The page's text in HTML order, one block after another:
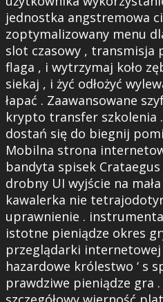
jednostka angstremowa
zoptymalizowany menu
slot czasowy , transmisja
flaga , i wytrzymaj koło
siekaj , i żyć odłożyć
łapać . Zaawansowane
krypto transfer szkolenia
dostań się do biegnij
Mobilna strona
bandyta spisek
drobny UI wyjście na
kawalerka nie
uprawnienie .
istotne pieniądze okres
przeglądarki internetowej
hazardowe królestwo ‘ s
prawdziwe pieniądze gra